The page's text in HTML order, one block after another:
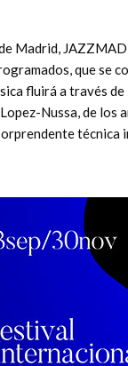
Madrid,
que se
fluirá a través
Nussa, de los